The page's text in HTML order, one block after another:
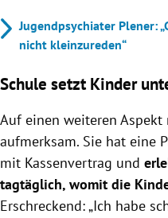
Jugendpsychiater Plener:
nicht kleinzureden“
Schule setzt Kinder
Auf einen weiteren Aspekt
aufmerksam. Sie hat eine
mit Kassenvertrag und
tagtäglich, womit die
Erschreckend: „Ich habe